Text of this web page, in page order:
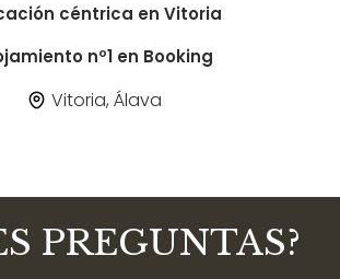
céntrica en Vitoria
nº1 en Booking
Vitoria, Álava
PREGUNTAS?